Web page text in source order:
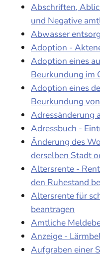
Abschriften,
und Negative
Abwasser
Adoption -
Adoption eines
Beurkundung im
Adoption eines
Beurkundung
Adressänderung
Adressbuch -
Änderung des
derselben Stadt
Altersrente -
den Ruhestand
Altersrente für
beantragen
Amtliche
Anzeige -
Aufgraben einer